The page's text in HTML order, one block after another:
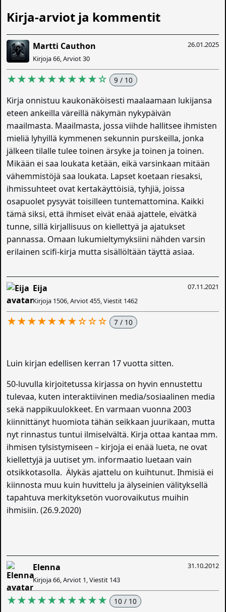
Kirja-arviot ja kommentit
26.01.2025
Martti Cauthon
Kirjoja 66, Arviot 30
★★★★★★★★★☆ 9 / 10
Kirja onnistuu kaukonäköisesti maalaamaan lukijansa
eteen ankeilla väreillä näkymän nykypäivän
maailmasta. Maailmasta, jossa viihde hallitsee ihmisten
mieliä lyhyillä kymmenen sekunnin purskeilla, jonka
jälkeen tilalle tulee toinen ärsyke ja toinen ja toinen.
Mikään ei saa loukata ketään, eikä varsinkaan mitään
vähemmistöjä saa loukata. Lapset koetaan riesaksi,
ihmissuhteet ovat kertakäyttöisiä, tyhjiä, joissa
osapuolet pysyvät toisilleen tuntemattomina. Kaikki
tämä siksi, että ihmiset eivät enää ajattele, eivätkä
tunne, sillä kirjallisuus on kiellettyä ja ajatukset
pannassa. Omaan lukumieltymyksiini nähden varsin
erilainen scifi-kirja mutta sisällöltään täyttä asiaa.
07.11.2021
Eija
Kirjoja 1506, Arviot 455, Viestit 1462
★★★★★★★☆☆☆ 7 / 10
Luin kirjan edellisen kerran 17 vuotta sitten.
50-luvulla kirjoitetussa kirjassa on hyvin ennustettu
tulevaa, kuten interaktiivinen media/sosiaalinen media
sekä nappikuulokkeet. En varmaan vuonna 2003
kiinnittänyt huomiota tähän seikkaan juurikaan, mutta
nyt rinnastus tuntui ilmiselvältä. Kirja ottaa kantaa mm.
ihmisen tylsistymiseen – kirjoja ei enää lueta, ne ovat
kiellettyjä ja uutiset ym. informaatio luetaan vain
otsikkotasolla. Älykäs ajattelu on kuihtunut. Ihmisiä ei
kiinnosta muu kuin huvittelu ja älyseinien välityksellä
tapahtuva merkityksetön vuorovaikutus muihin
ihmisiin. (26.9.2020)
31.10.2012
Elenna
Kirjoja 66, Arviot 1, Viestit 143
★★★★★★★★★★ 10 / 10